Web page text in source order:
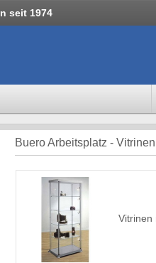
seit 1974
Buero Arbeitsplatz -
Vitrinen